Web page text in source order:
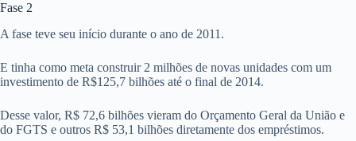
Fase 2
A fase teve seu início durante o ano de 2011.
E tinha como meta construir 2 milhões de novas unidades com um
investimento de R$125,7 bilhões até o final de 2014.
Desse valor, R$ 72,6 bilhões vieram do Orçamento Geral da União e
do FGTS e outros R$ 53,1 bilhões diretamente dos empréstimos.